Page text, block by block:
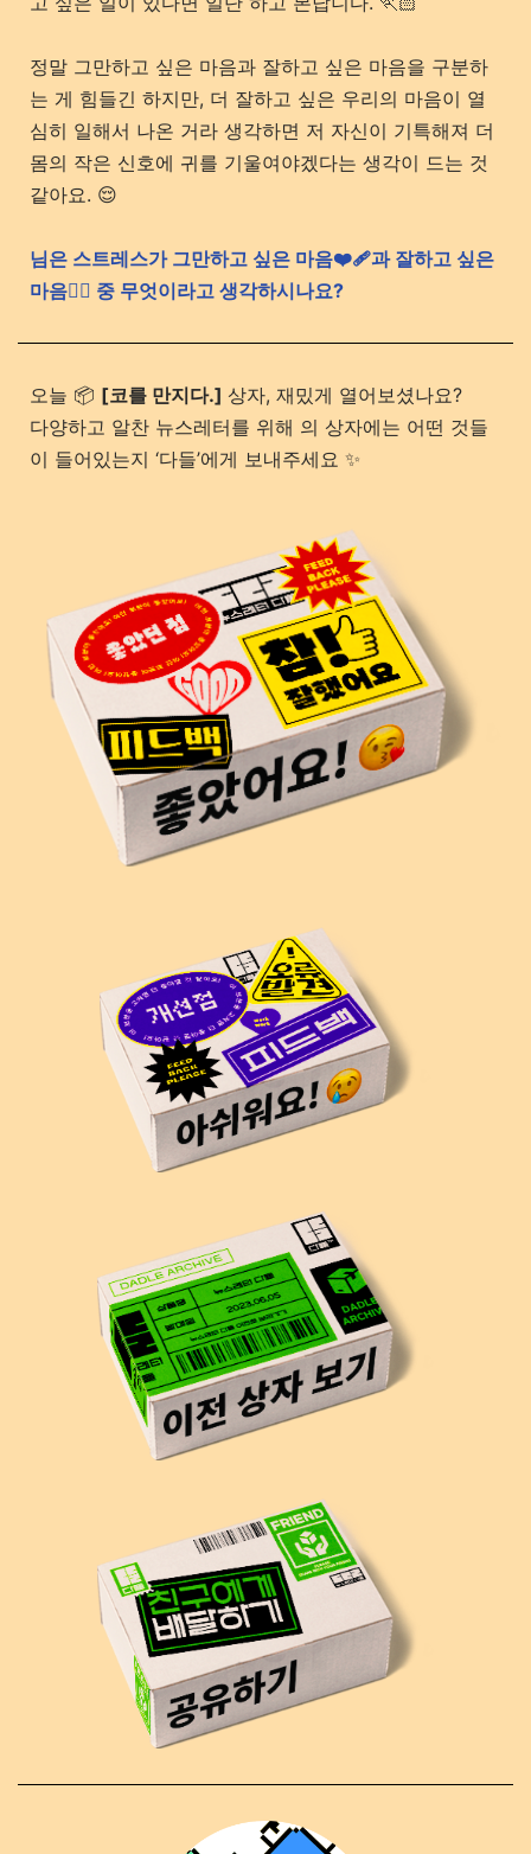
정말 그만하고 싶은 마음과 잘하고 싶은 마음을 구분하
는 게 힘들긴 하지만, 더 잘하고 싶은 우리의 마음이 열
심히 일해서 나온 거라 생각하면 저 자신이 기특해져 더
몸의 작은 신호에 귀를 기울여야겠다는 생각이 드는 것
같아요. 😌
님은 스트레스가 그만하고 싶은 마음❤️‍🩹과 잘하고 싶은
마음❤️‍🔥 중 무엇이라고 생각하시나요?
오늘 📦 [코를 만지다.] 상자, 재밌게 열어보셨나요?
다양하고 알찬 뉴스레터를 위해 의 상자에는 어떤 것들
이 들어있는지 ‘다들’에게 보내주세요 ✨